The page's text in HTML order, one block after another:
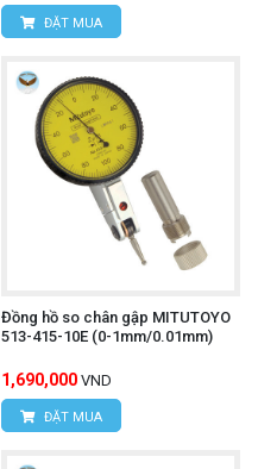
ĐẶT MUA
Đồng hồ so chân gập MITUTOYO
513-415-10E (0-1mm/0.01mm)
1,690,000 VND
ĐẶT MUA